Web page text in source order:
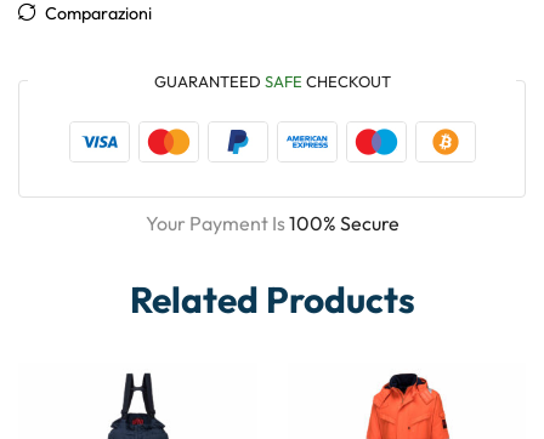
Comparazioni
GUARANTEED SAFE CHECKOUT
Your Payment Is100% Secure
Related Products